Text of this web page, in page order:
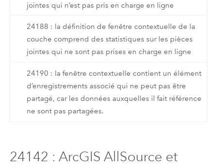
jointes qui n’est pas pris en charge en ligne
24188 : la définition de fenêtre contextuelle de la
couche comprend des statistiques sur les pièces
jointes qui ne sont pas prises en charge en ligne
24190 : la fenêtre contextuelle contient un élément
d’enregistrements associé qui ne peut pas être
partagé, car les données auxquelles il fait référence
ne sont pas partagées.
24142 : ArcGIS AllSource et